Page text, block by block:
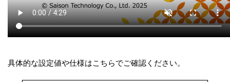
具体的な設定値や仕様はこちらでご確認ください。